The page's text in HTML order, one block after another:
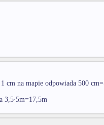
1 cm na mapie odpowiada 500
3,5⋅5m=17,5m